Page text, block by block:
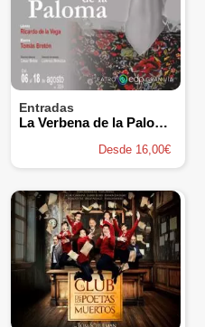
Entradas
La Verbena de la Paloma - Compañía Lírica Luis Fernández de Sevilla
Desde 16,00€